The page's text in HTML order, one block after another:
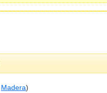
Madera)